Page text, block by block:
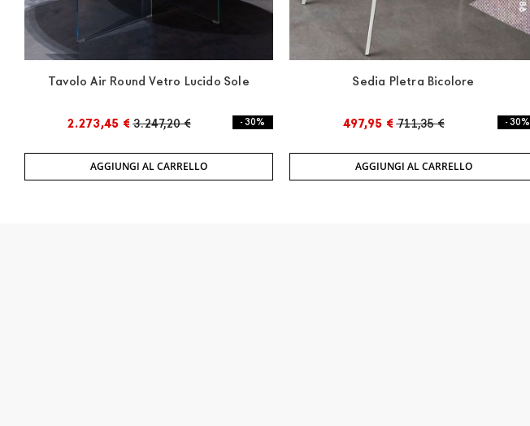
Tavolo Air Round Vetro Lucido Sole
2.273,45 € 3.247,20 € - 30%
AGGIUNGI AL CARRELLO
Sedia Pletra Bicolore
497,95 € 711,35 € - 30%
AGGIUNGI AL CARRELLO